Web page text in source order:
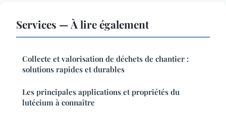
Services — À lire également
Collecte et valorisation de déchets de chantier :
solutions rapides et durables
Les principales applications et propriétés du
lutécium à connaître